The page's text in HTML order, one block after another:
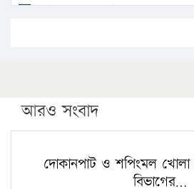
এবার লঞ্চের ভাড়া বাড়ল
পিএইচডি করছেন কুয়েটের কৃতি…
সারা দেশে বজ্রাঘাতে ১৪ জনের
কঠোর হচ্ছে এসএসসি ও এইচএসসি
আরও সংবাদ
দোকানপাট ও শপিংমল খোলা
বিভাগের…